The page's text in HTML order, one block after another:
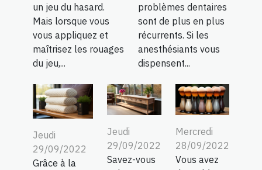
un jeu du hasard.
Mais lorsque vous
vous appliquez et
maîtrisez les rouages
du jeu,...
problèmes dentaires
sont de plus en plus
récurrents. Si les
anesthésiants vous
dispensent...
Jeudi
29/09/2022
Grâce à la
Jeudi
29/09/2022
Savez-vous
Mercredi
28/09/2022
Vous avez